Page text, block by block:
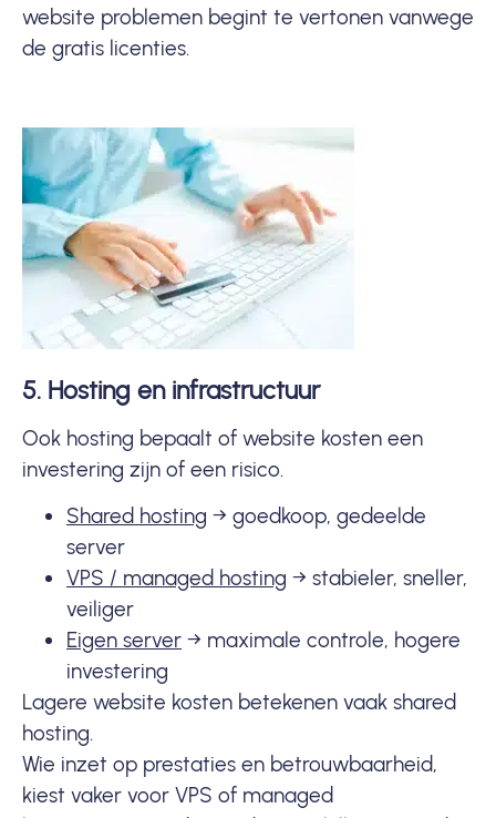
website problemen begint te vertonen vanwege
de gratis licenties.
5. Hosting en infrastructuur
Ook hosting bepaalt of website kosten een
investering zijn of een risico.
Shared hosting → goedkoop, gedeelde
server
VPS / managed hosting → stabieler, sneller,
veiliger
Eigen server → maximale controle, hogere
investering
Lagere website kosten betekenen vaak shared
hosting.
Wie inzet op prestaties en betrouwbaarheid,
kiest vaker voor VPS of managed